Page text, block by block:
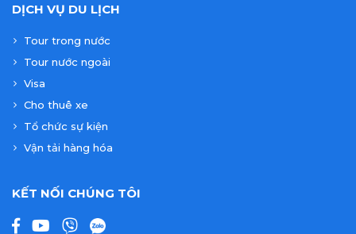
DỊCH VỤ DU LỊCH
Tour trong nước
Tour nước ngoài
Visa
Cho thuê xe
Tổ chức sự kiện
Vận tải hàng hóa
KẾT NỐI CHÚNG TÔI